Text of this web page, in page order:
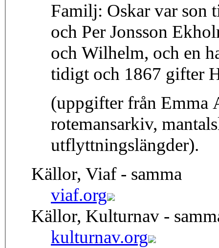
Familj: Oskar var son
och Per Jonsson
och Wilhelm, och en
tidigt och 1867 gifter
(uppgifter från Emma
rotemansarkiv,
utflyttningslängder).
Källor, Viaf - samma
viaf.org
Källor, Kulturnav -
kulturnav.org